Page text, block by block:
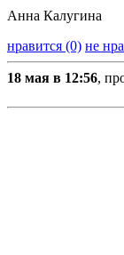
Анна Калугина
нравится (0) не
18 мая в 12:56,